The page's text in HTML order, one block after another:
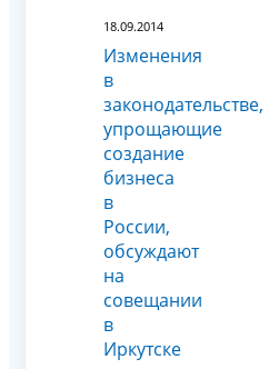
18.09.2014
Изменения
в
законодательстве,
упрощающие
создание
бизнеса
в
России,
обсуждают
на
совещании
в
Иркутске